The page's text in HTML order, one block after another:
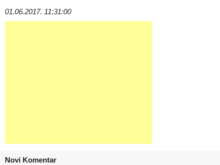
01.06.2017. 11:31:00
Novi Komentar